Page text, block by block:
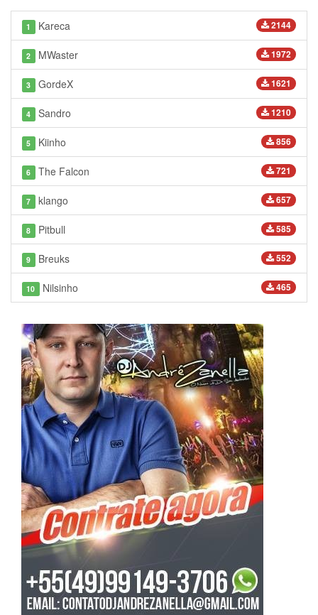
2144
1 Kareca
1972
2 MWaster
1621
3 GordeX
1210
4 Sandro
856
5 Kiinho
721
6 The Falcon
657
7 klango
585
8 Pitbull
552
9 Breuks
465
10 Nilsinho